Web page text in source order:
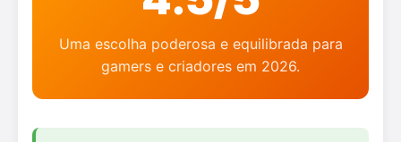
Uma escolha poderosa e equilibrada para
gamers e criadores em 2026.